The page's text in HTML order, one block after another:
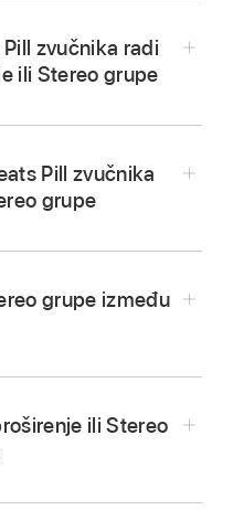
zvučnika radi
ili Stereo grupe
, prikažite zaslon
dodirnite Dodaj zvučnik
Pill zvučnik uključen.
tipku
Pill zvučnika
grupe
na
na svom
ili kontrole za
glazbenoj
grupe između
ili Stereo